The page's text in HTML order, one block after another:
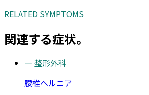
RELATED SYMPTOMS
関連する症状。
— 整形外科
腰椎ヘルニア